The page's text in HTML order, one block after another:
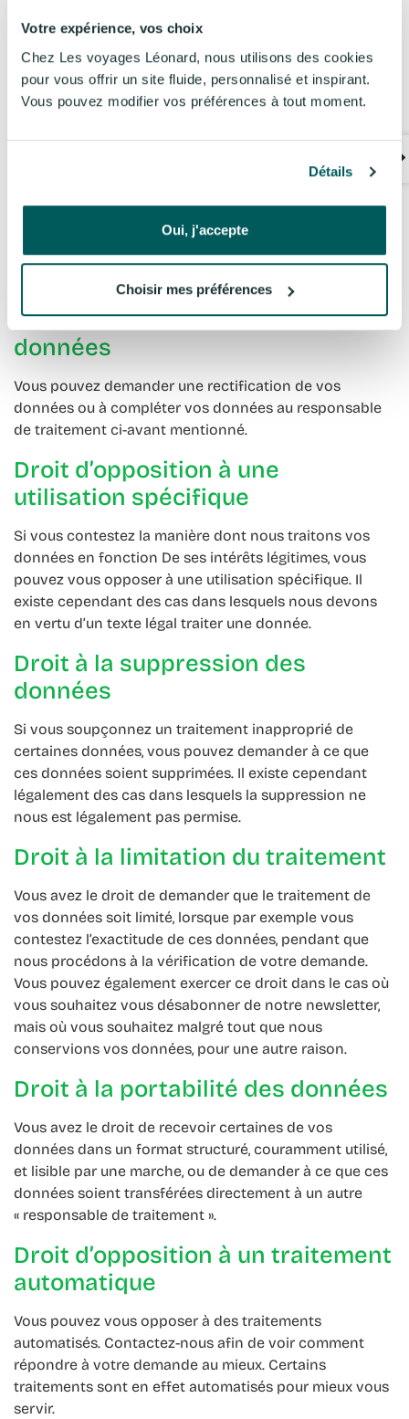
Votre expérience, vos choix
Chez Les voyages Léonard, nous utilisons des cookies
pour vous offrir un site fluide, personnalisé et inspirant.
Vous pouvez modifier vos préférences à tout moment.
Détails
Oui, j'accepte
Choisir mes préférences
Droit de consultation des
données
Vous pouvez consulter les données que nous traitons
essaierons de vous donner un aperçu aussi complet
que possible concernant vos données. Cependant,
fichiers. De la même manière, certaines données
stockées sur des supports permettant d’assurer des
sauvegardes peuvent avec le temps ne pas nous
permettre de restituer ces données.
Droit de la rectification des
données
Vous pouvez demander une rectification de vos
données ou à compléter vos données au responsable
de traitement ci-avant mentionné.
Droit d’opposition à une
utilisation spécifique
Si vous contestez la manière dont nous traitons vos
données en fonction De ses intérêts légitimes, vous
pouvez vous opposer à une utilisation spécifique. Il
existe cependant des cas dans lesquels nous devons
en vertu d’un texte légal traiter une donnée.
Droit à la suppression des
données
Si vous soupçonnez un traitement inapproprié de
certaines données, vous pouvez demander à ce que
ces données soient supprimées. Il existe cependant
légalement des cas dans lesquels la suppression ne
nous est légalement pas permise.
Droit à la limitation du traitement
Vous avez le droit de demander que le traitement de
vos données soit limité, lorsque par exemple vous
contestez l’exactitude de ces données, pendant que
nous procédons à la vérification de votre demande.
Vous pouvez également exercer ce droit dans le cas où
vous souhaitez vous désabonner de notre newsletter,
mais où vous souhaitez malgré tout que nous
conservions vos données, pour une autre raison.
Droit à la portabilité des données
Vous avez le droit de recevoir certaines de vos
données dans un format structuré, couramment utilisé,
et lisible par une marche, ou de demander à ce que ces
données soient transférées directement à un autre
« responsable de traitement ».
Droit d’opposition à un traitement
automatique
Vous pouvez vous opposer à des traitements
automatisés. Contactez-nous afin de voir comment
répondre à votre demande au mieux. Certains
traitements sont en effet automatisés pour mieux vous
servir.